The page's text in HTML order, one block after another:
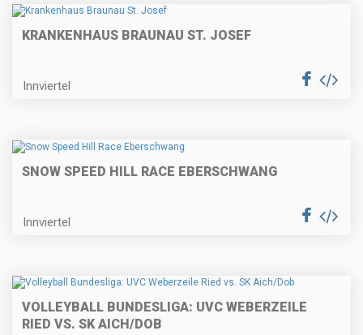
KRANKENHAUS BRAUNAU ST. JOSEF
Innviertel
SNOW SPEED HILL RACE EBERSCHWANG
Innviertel
VOLLEYBALL BUNDESLIGA: UVC WEBERZEILE
RIED VS. SK AICH/DOB